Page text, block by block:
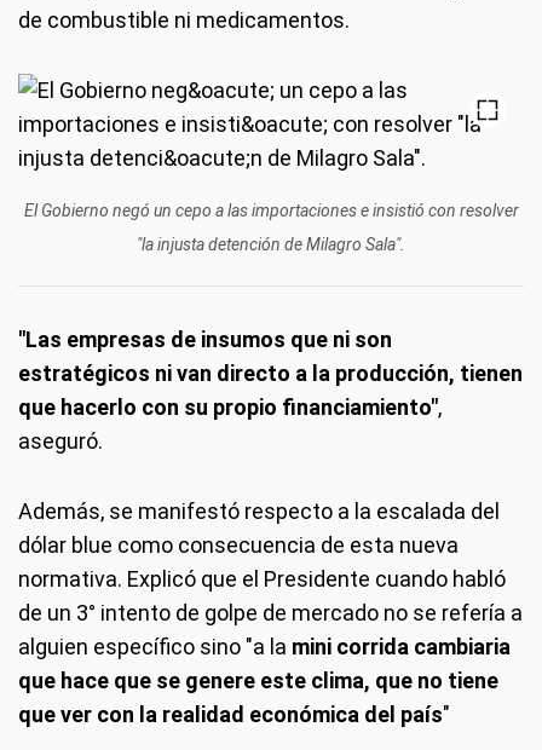
de combustible ni medicamentos.
El Gobierno negó un cepo a las importaciones e insistió con resolver
"la injusta detención de Milagro Sala".
"Las empresas de insumos que ni son
estratégicos ni van directo a la producción, tienen
que hacerlo con su propio financiamiento",
aseguró.
Además, se manifestó respecto a la escalada del
dólar blue como consecuencia de esta nueva
normativa. Explicó que el Presidente cuando habló
de un 3° intento de golpe de mercado no se refería a
alguien específico sino "a la mini corrida cambiaria
que hace que se genere este clima, que no tiene
que ver con la realidad económica del país"